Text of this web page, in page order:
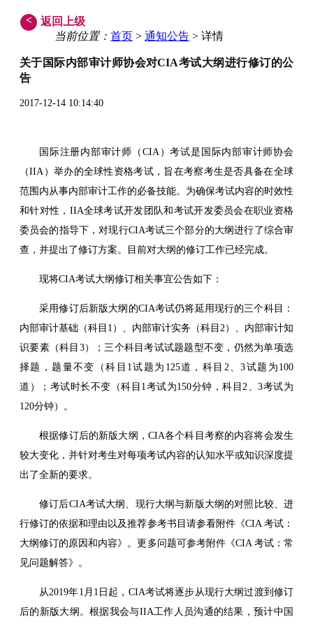
<
返回上级
当前位置： 首页 > 通知公告 > 详情
关于国际内部审计师协会对CIA考试大纲进行修订的公
告
2017-12-14 10:14:40
国际注册内部审计师（CIA）考试是国际内部审计师协会
（IIA）举办的全球性资格考试，旨在考察考生是否具备在全球
范围内从事内部审计工作的必备技能。为确保考试内容的时效性
和针对性，IIA全球考试开发团队和考试开发委员会在职业资格
委员会的指导下，对现行CIA考试三个部分的大纲进行了综合审
查，并提出了修订方案。目前对大纲的修订工作已经完成。
现将CIA考试大纲修订相关事宜公告如下：
采用修订后新版大纲的CIA考试仍将延用现行的三个科目：
内部审计基础（科目1）、内部审计实务（科目2）、内部审计知
识要素（科目3）；三个科目考试试题题型不变，仍然为单项选
择题，题量不变（科目1试题为125道，科目2、3试题为100
道）；考试时长不变（科目1考试为150分钟，科目2、3考试为
120分钟）。
根据修订后的新版大纲，CIA各个科目考察的内容将会发生
较大变化，并针对考生对每项考试内容的认知水平或知识深度提
出了全新的要求。
修订后CIA考试大纲、现行大纲与新版大纲的对照比较、进
行修订的依据和理由以及推荐参考书目请参看附件《CIA 考试：
大纲修订的原因和内容》。更多问题可参考附件《CIA 考试：常
见问题解答》。
从2019年1月1日起，CIA考试将逐步从现行大纲过渡到修订
后的新版大纲。根据我会与IIA工作人员沟通的结果，预计中国